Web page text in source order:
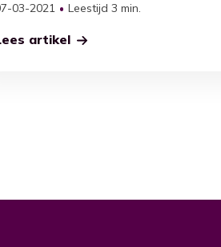
03-2021 Leestijd 3 min.
artikel